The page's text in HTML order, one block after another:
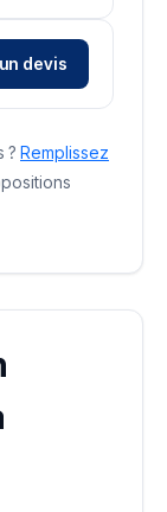
devis
? Remplissez